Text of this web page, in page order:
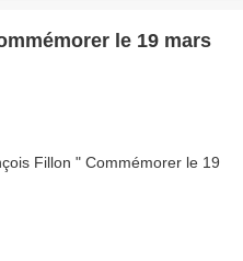
le 19 mars